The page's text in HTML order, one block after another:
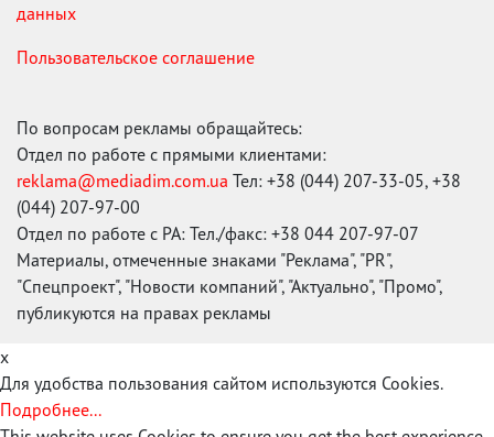
данных
Пользовательское соглашение
По вопросам рекламы обращайтесь:
Отдел по работе с прямыми клиентами:
reklama@mediadim.com.ua Тел: +38 (044) 207-33-05, +38
(044) 207-97-00
Отдел по работе с РА: Тел./факс: +38 044 207-97-07
Материалы, отмеченные знаками "Реклама", "PR",
"Спецпроект", "Новости компаний", "Актуально", "Промо",
публикуются на правах рекламы
x
Для удобства пользования сайтом используются Cookies.
Подробнее...